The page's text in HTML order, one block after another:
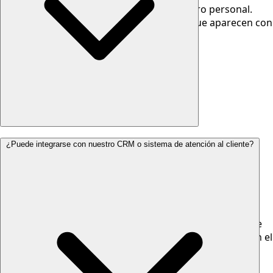
extensión empresarial sin revelar su número personal.
También puede hacer llamadas salientes que aparecen con
el número de la empresa.
En caso de corte del internet o la energía eléctrica, la
respaldo 4G/LTE empresarial que mantiene el servicio de
voz activo automáticamente ante cualquier incidencia en el
enlace principal.